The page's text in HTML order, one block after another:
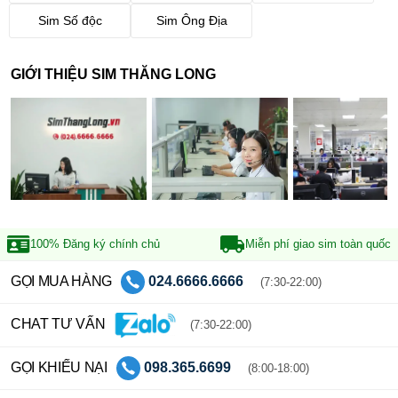
Sim Số độc Sim Ông Địa
GIỚI THIỆU SIM THĂNG LONG
100% Đăng ký chính chủ Miễn phí giao sim toàn quốc
GỌI MUA HÀNG 024.6666.6666 (7:30-22:00)
CHAT TƯ VẤN (7:30-22:00)
GỌI KHIẾU NẠI 098.365.6699 (8:00-18:00)